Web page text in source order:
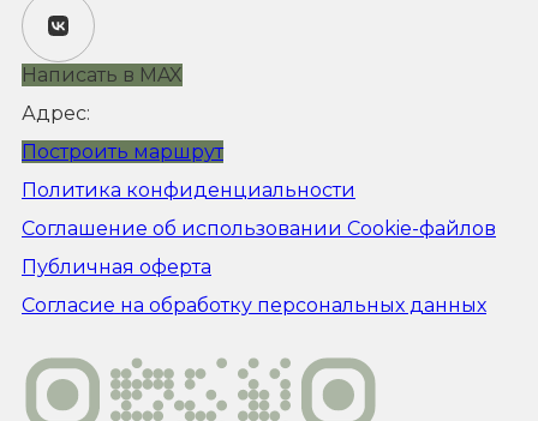
Написать в MAX
Адрес:
Построить маршрут
Политика конфиденциальности
Соглашение об использовании Cookie-файлов
Публичная оферта
Согласие на обработку персональных данных